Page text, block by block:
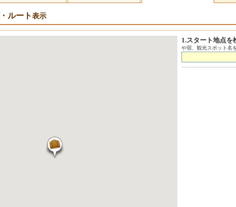
・ルート表示
1.スタート地点を
や宿、観光スポット名